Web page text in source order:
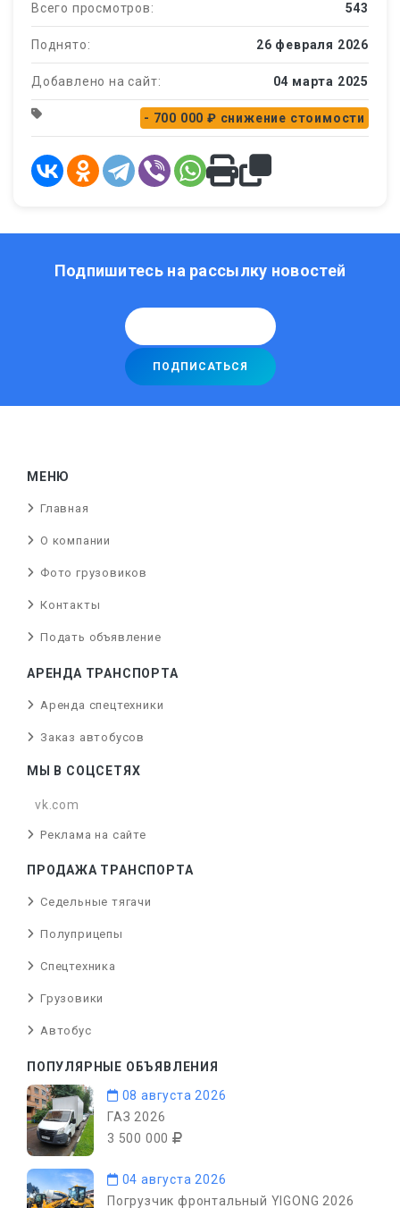
Всего просмотров: 543
Поднято: 26 февраля 2026
Добавлено на сайт: 04 марта 2025
- 700 000 ₽ снижение стоимости
Подпишитесь на рассылку новостей
МЕНЮ
Главная
О компании
Фото грузовиков
Контакты
Подать объявление
АРЕНДА ТРАНСПОРТА
Аренда спецтехники
Заказ автобусов
МЫ В СОЦСЕТЯХ
vk.com
Реклама на сайте
ПРОДАЖА ТРАНСПОРТА
Седельные тягачи
Полуприцепы
Спецтехника
Грузовики
Автобус
ПОПУЛЯРНЫЕ ОБЪЯВЛЕНИЯ
08 августа 2026
ГАЗ 2026
3 500 000
04 августа 2026
Погрузчик фронтальный YIGONG 2026